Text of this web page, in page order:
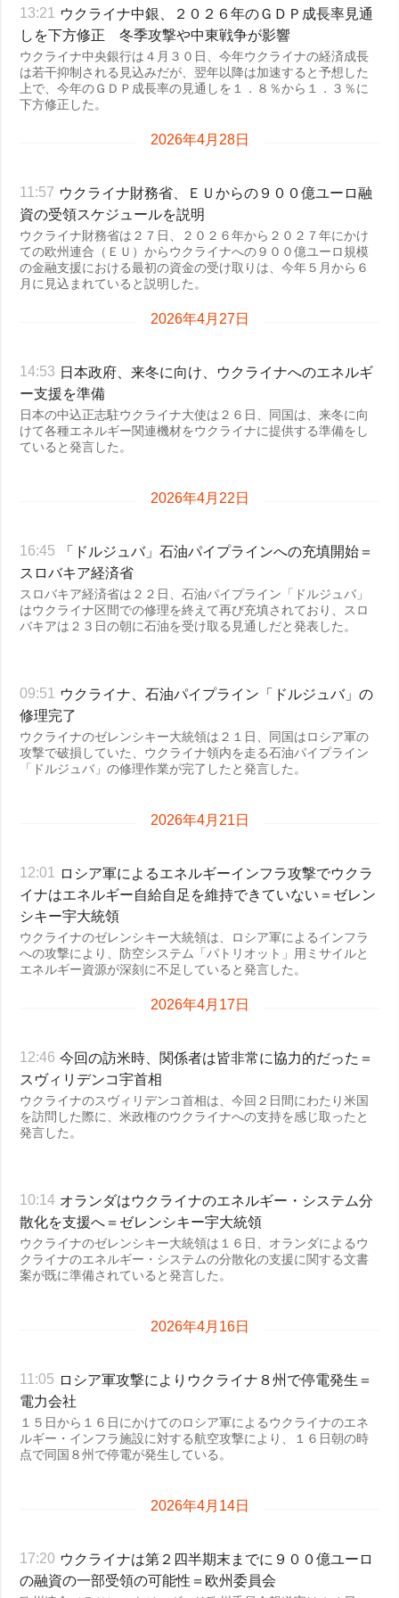
13:21
ウクライナ中銀、２０２６年のＧＤＰ成長率見通
しを下方修正 冬季攻撃や中東戦争が影響
ウクライナ中央銀行は４月３０日、今年ウクライナの経済成長
は若干抑制される見込みだが、翌年以降は加速すると予想した
上で、今年のＧＤＰ成長率の見通しを１．８％から１．３％に
下方修正した。
2026年4月28日
11:57 ウクライナ財務省、ＥＵからの９００億ユーロ融
資の受領スケジュールを説明
ウクライナ財務省は２７日、２０２６年から２０２７年にかけ
ての欧州連合（ＥＵ）からウクライナへの９００億ユーロ規模
の金融支援における最初の資金の受け取りは、今年５月から６
月に見込まれていると説明した。
2026年4月27日
14:53 日本政府、来冬に向け、ウクライナへのエネルギ
ー支援を準備
日本の中込正志駐ウクライナ大使は２６日、同国は、来冬に向
けて各種エネルギー関連機材をウクライナに提供する準備をし
ていると発言した。
2026年4月22日
16:45
「ドルジュバ」石油パイプラインへの充填開始＝
スロバキア経済省
スロバキア経済省は２２日、石油パイプライン「ドルジュバ」
はウクライナ区間での修理を終えて再び充填されており、スロ
バキアは２３日の朝に石油を受け取る見通しだと発表した。
09:51
ウクライナ、石油パイプライン「ドルジュバ」の
修理完了
ウクライナのゼレンシキー大統領は２１日、同国はロシア軍の
攻撃で破損していた、ウクライナ領内を走る石油パイプライン
「ドルジュバ」の修理作業が完了したと発言した。
2026年4月21日
12:01
ロシア軍によるエネルギーインフラ攻撃でウクラ
イナはエネルギー自給自足を維持できていない＝ゼレン
シキー宇大統領
ウクライナのゼレンシキー大統領は、ロシア軍によるインフラ
への攻撃により、防空システム「パトリオット」用ミサイルと
エネルギー資源が深刻に不足していると発言した。
2026年4月17日
12:46 今回の訪米時、関係者は皆非常に協力的だった＝
スヴィリデンコ宇首相
ウクライナのスヴィリデンコ首相は、今回２日間にわたり米国
を訪問した際に、米政権のウクライナへの支持を感じ取ったと
発言した。
10:14 オランダはウクライナのエネルギー・システム分
散化を支援へ＝ゼレンシキー宇大統領
ウクライナのゼレンシキー大統領は１６日、オランダによるウ
クライナのエネルギー・システムの分散化の支援に関する文書
案が既に準備されていると発言した。
2026年4月16日
11:05 ロシア軍攻撃によりウクライナ８州で停電発生＝
電力会社
１５日から１６日にかけてのロシア軍によるウクライナのエネ
ルギー・インフラ施設に対する航空攻撃により、１６日朝の時
点で同国８州で停電が発生している。
2026年4月14日
17:20 ウクライナは第２四半期末までに９００億ユーロ
の融資の一部受領の可能性＝欧州委員会